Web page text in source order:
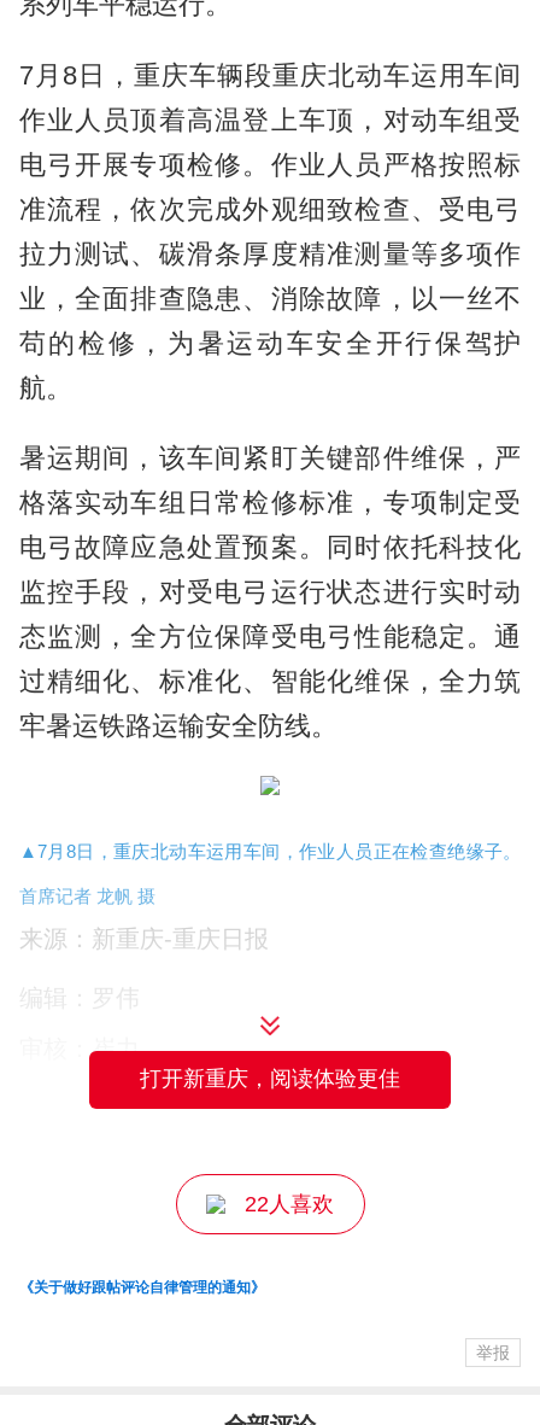
7月8日，重庆车辆段重庆北动车运用车间
作业人员顶着高温登上车顶，对动车组受
电弓开展专项检修。作业人员严格按照标
准流程，依次完成外观细致检查、受电弓
拉力测试、碳滑条厚度精准测量等多项作
业，全面排查隐患、消除故障，以一丝不
苟的检修，为暑运动车安全开行保驾护
航。
暑运期间，该车间紧盯关键部件维保，严
格落实动车组日常检修标准，专项制定受
电弓故障应急处置预案。同时依托科技化
监控手段，对受电弓运行状态进行实时动
态监测，全方位保障受电弓性能稳定。通
过精细化、标准化、智能化维保，全力筑
牢暑运铁路运输安全防线。
▲7月8日，重庆北动车运用车间，作业人员正在检查绝缘子。
首席记者 龙帆 摄
▲7月8日，重庆北动车运用车间，作业人员正在检查碳滑条。
首席记者 龙帆 摄
▲7月8日，重庆北动车运用车间，作业人员正在进行升降弓试
验。首席记者 龙帆 摄
▲7月8日，重庆北动车运用车间，作业人员正在检查碳滑条。
来源：新重庆-重庆日报
编辑：罗伟
审核：崔力
主编：万难
打开新重庆，阅读体验更佳
22人喜欢
《关于做好跟帖评论自律管理的通知》
举报